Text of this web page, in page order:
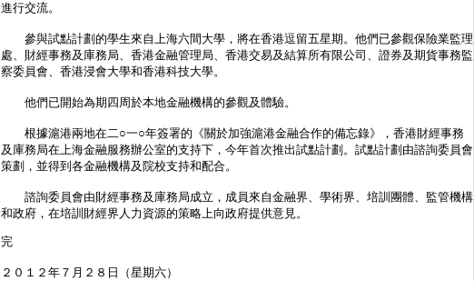
進行交流。
參與試點計劃的學生來自上海六間大學，將在香港逗留五星期。他們已參觀保險業監理
處、財經事務及庫務局、香港金融管理局、香港交易及結算所有限公司、證券及期貨事務監
察委員會、香港浸會大學和香港科技大學。
他們已開始為期四周於本地金融機構的參觀及體驗。
根據滬港兩地在二○一○年簽署的《關於加強滬港金融合作的備忘錄》，香港財經事務
及庫務局在上海金融服務辦公室的支持下，今年首次推出試點計劃。試點計劃由諮詢委員會
策劃，並得到各金融機構及院校支持和配合。
諮詢委員會由財經事務及庫務局成立，成員來自金融界、學術界、培訓團體、監管機構
和政府，在培訓財經界人力資源的策略上向政府提供意見。
完
２０１２年７月２８日（星期六）